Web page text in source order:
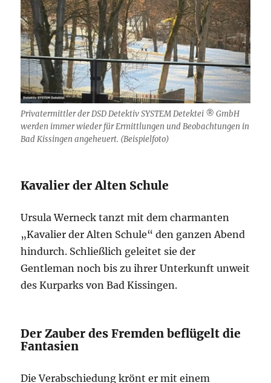
Privatermittler der DSD Detektiv SYSTEM Detektei ® GmbH
werden immer wieder für Ermittlungen und Beobachtungen in
Bad Kissingen angeheuert. (Beispielfoto)
Kavalier der Alten Schule
Ursula Werneck tanzt mit dem charmanten
„Kavalier der Alten Schule“ den ganzen Abend
hindurch. Schließlich geleitet sie der
Gentleman noch bis zu ihrer Unterkunft unweit
des Kurparks von Bad Kissingen.
Der Zauber des Fremden beflügelt die
Fantasien
Die Verabschiedung krönt er mit einem